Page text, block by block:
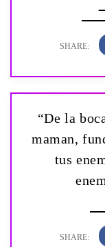
“De la
maman,
tus